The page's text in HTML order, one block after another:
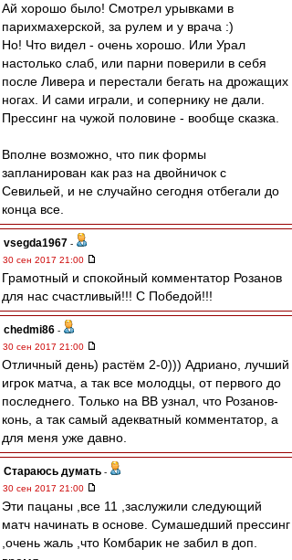
Ай хорошо было! Смотрел урывками в
парихмахерской, за рулем и у врача :)
Но! Что видел - очень хорошо. Или Урал
настолько слаб, или парни поверили в себя
после Ливера и перестали бегать на дрожащих
ногах. И сами играли, и сопернику не дали.
Прессинг на чужой половине - вообще сказка.
Вполне возможно, что пик формы
запланирован как раз на двойничок с
Севильей, и не случайно сегодня отбегали до
конца все.
vsegda1967 -
30 сен 2017 21:00
Грамотный и спокойный комментатор Розанов
для нас счастливый!!! С Победой!!!
chedmi86 -
30 сен 2017 21:00
Отличный день) растём 2-0))) Адриано, лучший
игрок матча, а так все молодцы, от первого до
последнего. Только на ВВ узнал, что Розанов-
конь, а так самый адекватный комментатор, а
для меня уже давно.
Стараюсь думать -
30 сен 2017 21:00
Эти пацаны ,все 11 ,заслужили следующий
матч начинать в основе. Сумашедший прессинг
,очень жаль ,что Комбарик не забил в доп.